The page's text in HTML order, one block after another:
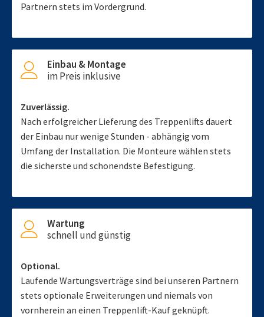
Partnern stets im Vordergrund.
Einbau & Montage
im Preis inklusive
Zuverlässig.
Nach erfolgreicher Lieferung des Treppenlifts dauert
der Einbau nur wenige Stunden - abhängig vom
Umfang der Installation. Die Monteure wählen stets
die sicherste und schonendste Befestigung.
Wartung
schnell und günstig
Optional.
Laufende Wartungsverträge sind bei unseren Partnern
stets optionale Erweiterungen und niemals von
vornherein an einen Treppenlift-Kauf geknüpft.